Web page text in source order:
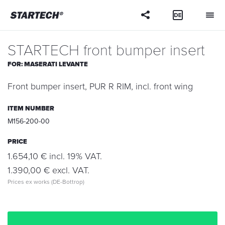
STARTECH front bumper insert
FOR:MASERATI LEVANTE
Front bumper insert, PUR R RIM, incl. front wing
ITEM NUMBER
M156-200-00
PRICE
1.654,10 € incl. 19% VAT.
1.390,00 € excl. VAT.
Prices ex works (DE-Bottrop)